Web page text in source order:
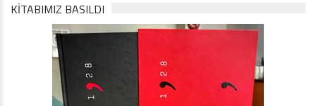
KİTABIMIZ BASILDI